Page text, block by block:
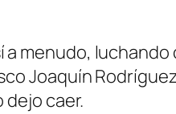
menudo,
Joaquín
dejo caer.